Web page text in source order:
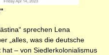
sprechen Lena
„alles, was die deutsche
– von Siedlerkolonialismus